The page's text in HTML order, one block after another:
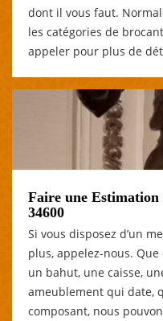
dont il vous faut.
les catégories de
appeler pour plus de
Faire une Estimation
34600
Si vous disposez d’un
plus, appelez-nous.
un bahut, une caisse,
ameublement qui date,
composant, nous